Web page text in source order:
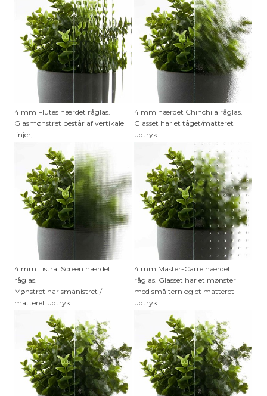
4 mm Flutes hærdet råglas.
Glasmønstret består af vertikale
linjer,
4 mm hærdet Chinchila råglas.
Glasset har et tåget/matteret
udtryk.
4 mm Listral Screen hærdet
råglas.
Mønstret har smånistret /
matteret udtryk.
4 mm Master-Carre hærdet
råglas. Glasset har et mønster
med små tern og et matteret
udtryk.